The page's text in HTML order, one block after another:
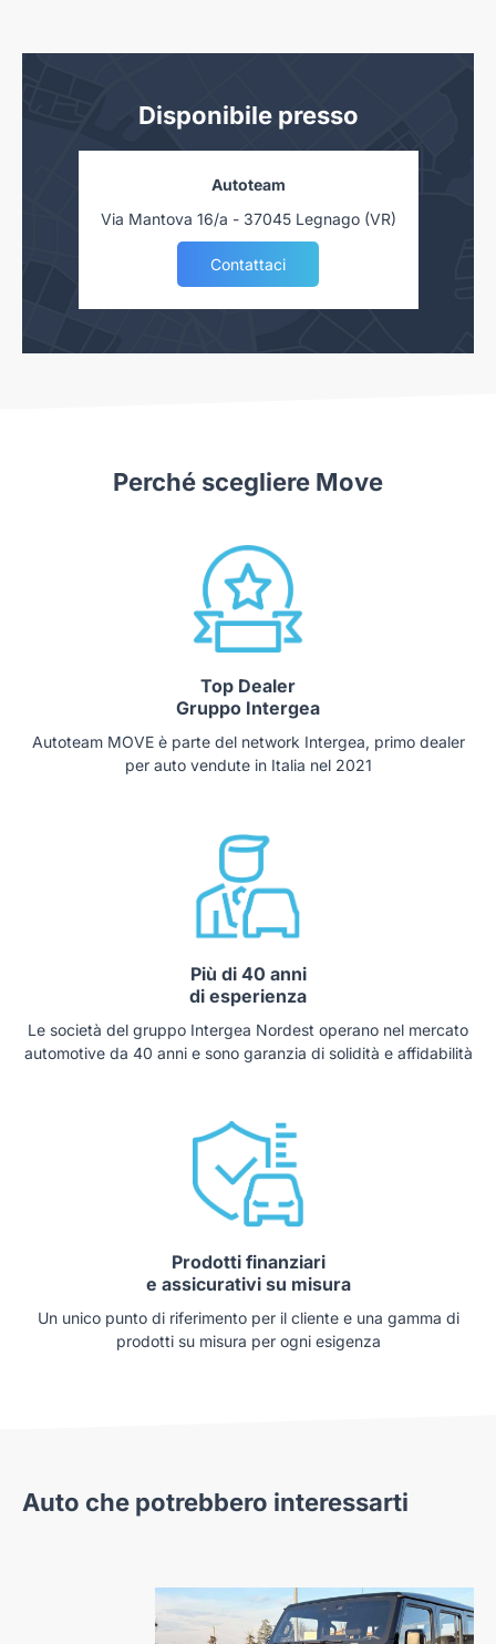
Rear cross traffic braking (RCTB)
Disponibile presso
Autoteam
Via Mantova 16/a - 37045 Legnago (VR)
Contattaci
Perché scegliere Move
Top Dealer
Gruppo Intergea
Autoteam MOVE è parte del network Intergea, primo dealer
per auto vendute in Italia nel 2021
Più di 40 anni
di esperienza
Le società del gruppo Intergea Nordest operano nel mercato
automotive da 40 anni e sono garanzia di solidità e affidabilità
Prodotti finanziari
e assicurativi su misura
Un unico punto di riferimento per il cliente e una gamma di
prodotti su misura per ogni esigenza
Auto che potrebbero interessarti